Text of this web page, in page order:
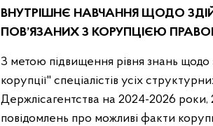
ВНУТРІШНЄ НАВЧАННЯ ЩОДО
ПОВ’ЯЗАНИХ З КОРУПЦІЄЮ
З метою підвищення рівня знань
корупції" спеціалістів усіх
Держлісагентства на 2024-2026 роки,
повідомлень про можливі факти